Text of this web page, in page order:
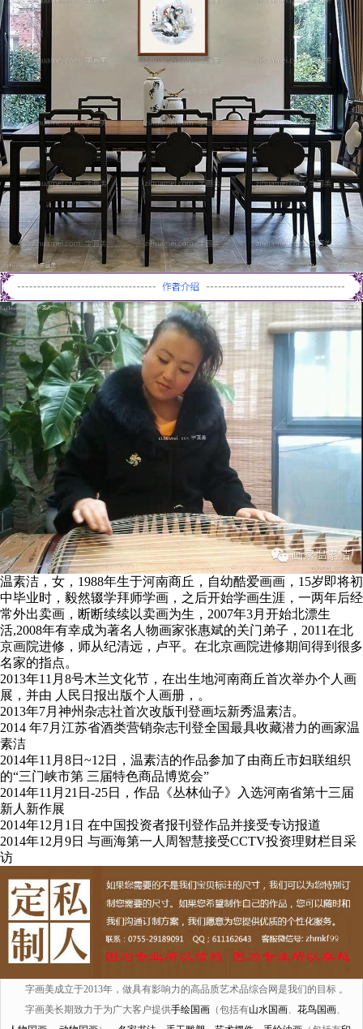
温素洁，女，1988年生于河南商丘，自幼酷爱画画，15岁即将初
中毕业时，毅然辍学拜师学画，之后开始学画生涯，一两年后经
常外出卖画，断断续续以卖画为生，2007年3月开始北漂生
活,2008年有幸成为著名人物画家张惠斌的关门弟子，2011在北
京画院进修，师从纪清远，卢平。在北京画院进修期间得到很多
名家的指点。
2013年11月8号木兰文化节，在出生地河南商丘首次举办个人画
展，并由 人民日报出版个人画册，。
2013年7月神州杂志社首次改版刊登画坛新秀温素洁。
2014 年7月江苏省酒类营销杂志刊登全国最具收藏潜力的画家温
素洁
2014年11月8日~12日，温素洁的作品参加了由商丘市妇联组织
的“三门峡市第 三届特色商品博览会”
2014年11月21日-25日，作品《丛林仙子》入选河南省第十三届
新人新作展
2014年12月1日 在中国投资者报刊登作品并接受专访报道
2014年12月9日 与画海第一人周智慧接受CCTV投资理财栏目采
访
字画美成立于2013年，做具有影响力的高品质艺术品综合网是我们的目标 。
字画美长期致力于为广大客户提供手绘国画 （包括有山水国画、 花鸟国画、